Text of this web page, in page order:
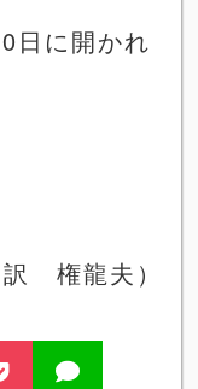
日に開かれ
訳 権龍夫）